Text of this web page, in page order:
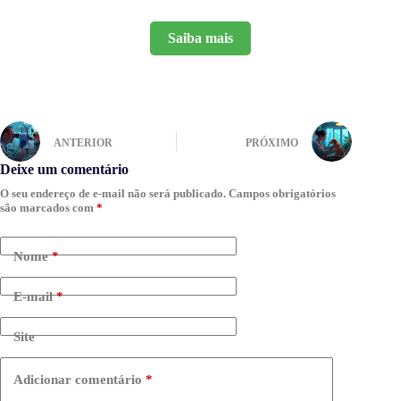
Saiba mais
ANTERIOR PRÓXIMO
Deixe um comentário
O seu endereço de e-mail não será publicado. Campos obrigatórios
são marcados com *
Nome*
E-mail*
Site
Adicionar comentário *